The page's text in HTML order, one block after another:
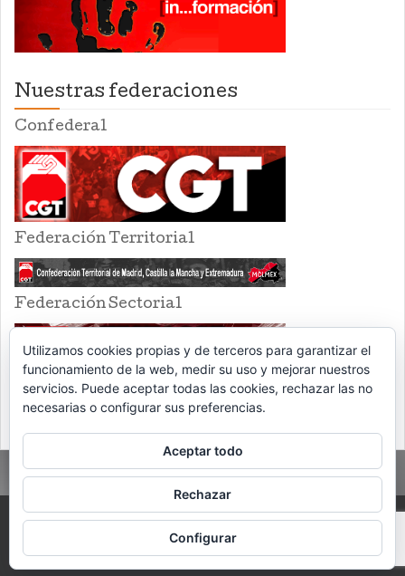
Nuestras federaciones
Confederal
Federación Territorial
Federación Sectorial
PROUDLY POWERED BY WORDPRESS THEME: EVENTBRITE SINGLE EVENT
Utilizamos cookies propias y de terceros para garantizar el
funcionamiento de la web, medir su uso y mejorar nuestros
servicios. Puede aceptar todas las cookies, rechazar las no
necesarias o configurar sus preferencias.
Aceptar todo
Rechazar
Configurar